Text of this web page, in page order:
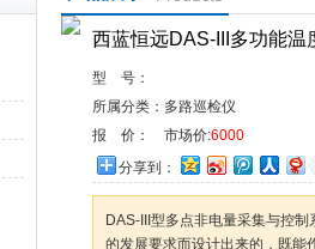
西蓝恒远DAS-III多功能温
型 号：
所属分类： 多路巡检仪
报 价：
市场价:6000
分享到：
DAS-III型多点非电量采集与控
的发展要求而设计出来的，既能